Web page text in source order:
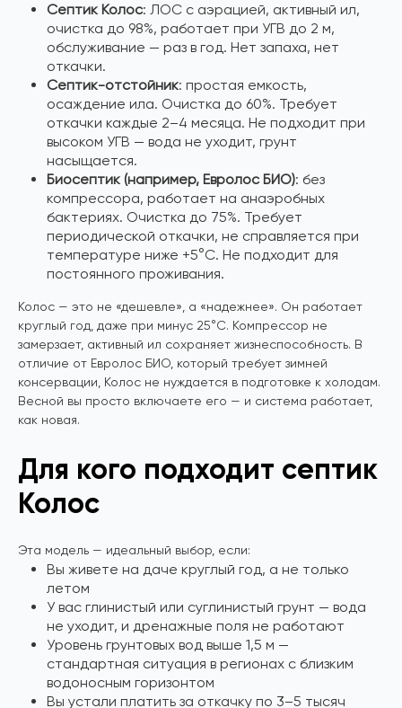
Септик Колос: ЛОС с аэрацией, активный ил,
очистка до 98%, работает при УГВ до 2 м,
обслуживание — раз в год. Нет запаха, нет
откачки.
Септик-отстойник: простая емкость,
осаждение ила. Очистка до 60%. Требует
откачки каждые 2–4 месяца. Не подходит при
высоком УГВ — вода не уходит, грунт
насыщается.
Биосептик (например, Евролос БИО): без
компрессора, работает на анаэробных
бактериях. Очистка до 75%. Требует
периодической откачки, не справляется при
температуре ниже +5°C. Не подходит для
постоянного проживания.
Колос — это не «дешевле», а «надежнее». Он работает
круглый год, даже при минус 25°C. Компрессор не
замерзает, активный ил сохраняет жизнеспособность. В
отличие от Евролос БИО, который требует зимней
консервации, Колос не нуждается в подготовке к холодам.
Весной вы просто включаете его — и система работает,
как новая.
Для кого подходит септик
Колос
Эта модель — идеальный выбор, если:
Вы живете на даче круглый год, а не только
летом
У вас глинистый или суглинистый грунт — вода
не уходит, и дренажные поля не работают
Уровень грунтовых вод выше 1,5 м —
стандартная ситуация в регионах с близким
водоносным горизонтом
Вы устали платить за откачку по 3–5 тысяч